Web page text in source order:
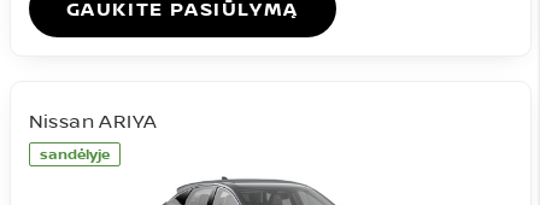
GAUKITE PASIŪLYMĄ
sandėlyje
Nissan ARIYA